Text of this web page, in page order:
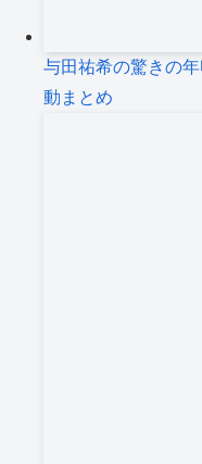
与田祐希の驚きの
動まとめ